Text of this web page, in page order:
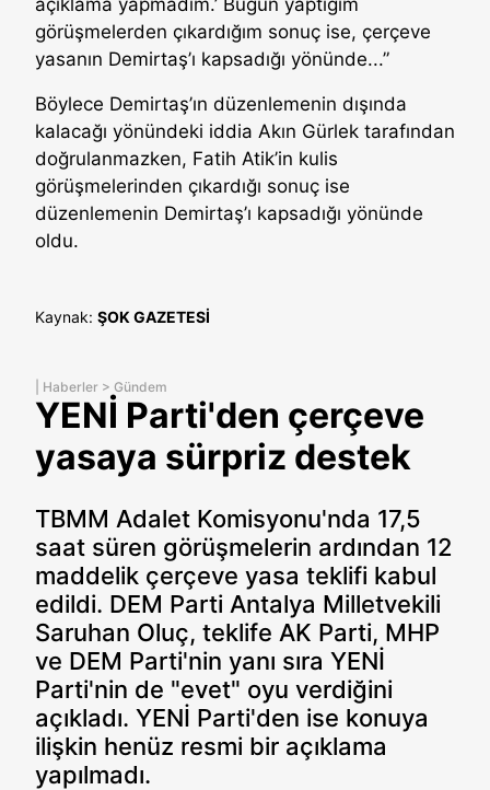
görüşmelerden çıkardığım sonuç ise, çerçeve
yasanın Demirtaş’ı kapsadığı yönünde...”
Böylece Demirtaş’ın düzenlemenin dışında
kalacağı yönündeki iddia Akın Gürlek tarafından
doğrulanmazken, Fatih Atik’in kulis
görüşmelerinden çıkardığı sonuç ise
düzenlemenin Demirtaş’ı kapsadığı yönünde
oldu.
Kaynak: ŞOK GAZETESİ
Haberler > Gündem
YENİ Parti'den çerçeve
yasaya sürpriz destek
TBMM Adalet Komisyonu'nda 17,5
saat süren görüşmelerin ardından 12
maddelik çerçeve yasa teklifi kabul
edildi. DEM Parti Antalya Milletvekili
Saruhan Oluç, teklife AK Parti, MHP
ve DEM Parti'nin yanı sıra YENİ
Parti'nin de "evet" oyu verdiğini
açıkladı. YENİ Parti'den ise konuya
ilişkin henüz resmi bir açıklama
yapılmadı.